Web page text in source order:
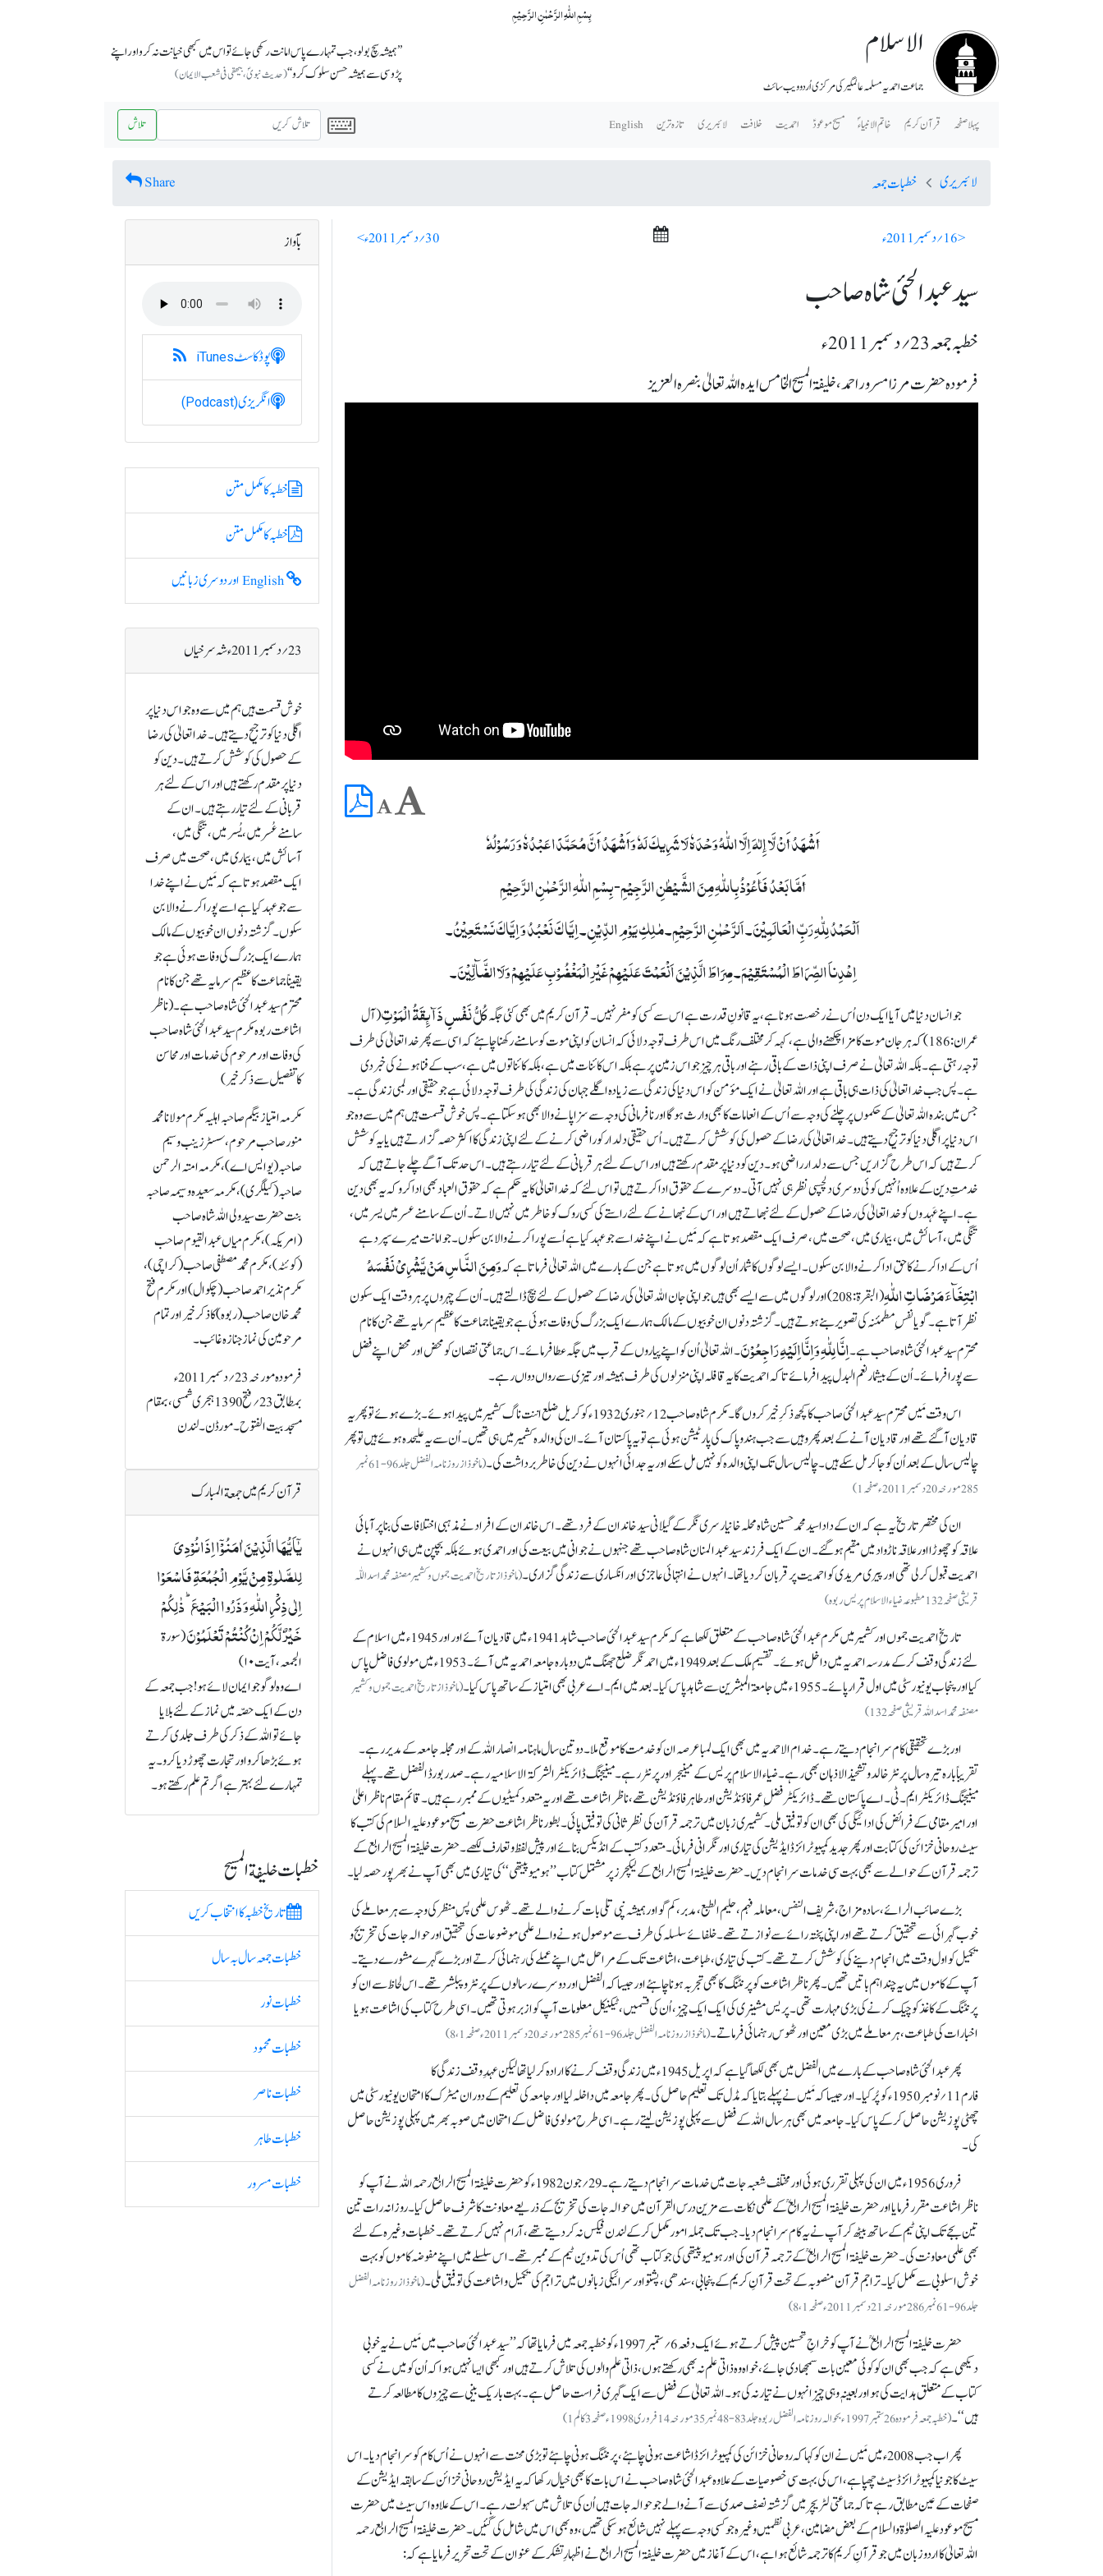
بِسۡمِ اللّٰہِ الرَّحۡمٰنِ الرَّحِیۡمِ
الاسلام
جماعت احمدیہ مسلمہ عالمگیر کی مرکزی اُردو ویب سائٹ
’’ہمیشہ سچ بولو، جب تمہارے پاس امانت رکھی جائے تو اس میں کبھی خیانت نہ کرو اور اپنے
پڑوسی سے ہمیشہ حسن سلوک کرو ‘‘(حدیث نبویؐ، بیھقی فی شعب الایمان)
پہلا صفحہ قرآن کریم خاتم الانبیاء ؐ مسیح موعودؑ احمدیت خلافت لائبریری تازہ ترین English تلاش
لائبریری خطبات جمعہ Share
< 16؍ دسمبر 2011ء 30؍ دسمبر 2011ء >
سید عبدالحئی شاہ صاحب
خطبہ جمعہ 23؍ دسمبر 2011ء
فرمودہ حضرت مرزا مسرور احمد، خلیفۃ المسیح الخامس ایدہ اللہ تعالیٰ بنصرہ العزیز
أَشْھَدُ أَنْ لَّا إِلٰہَ اِلَّا اللّٰہُ وَحْدَہٗ لَا شَرِیکَ لَہٗ وَأَشْھَدُ أَنَّ مُحَمَّدًا عَبْدُہٗ وَ رَسُوْلُہٗ
أَمَّا بَعْدُ فَأَعُوْذُ بِاللّٰہِ مِنَ الشَّیْطٰنِ الرَّجِیْمِ- بِسْمِ اللّٰہِ الرَّحْمٰنِ الرَّحِیْمِ
اَلْحَمْدُ لِلّٰہِ رَبِّ الْعَالَمِیْنَ۔ اَلرَّحْمٰنِ الرَّحِیْمِ۔ مٰلِکِ یَوْمِ الدِّیْنِ۔ اِیَّا کَ نَعْبُدُ وَ اِیَّاکَ نَسْتَعِیْنُ۔
اِھْدِناَ الصِّرَاطَ الْمُسْتَقِیْمَ۔ صِرَاطَ الَّذِیْنَ اَنْعَمْتَ عَلَیْھِمْ غَیْرِالْمَغْضُوْبِ عَلَیْھِمْ وَلَاالضَّآلِّیْنَ۔
جو انسان دنیا میں آیا ایک دن اُس نے رخصت ہونا ہے، یہ قانونِ قدرت ہے اس سے کسی کو مفر نہیں۔ قرآن کریم میں بھی کئی جگہکُلُّ نَفْسٍ ذَآئِقَۃُ الْمَوْتِ(آل
عمران: 186) کہ ہر جان موت کا مزا چکھنے والی ہے، کہہ کر مختلف رنگ میں اس طرف توجہ دلائی کہ انسان کو اپنی موت کو سامنے رکھنا چاہئے کہ اسی سے پھر خدا تعالیٰ کی طرف
توجہ رہتی ہے۔ بلکہ اللہ تعالیٰ نے صرف اپنی ذات کے باقی رہنے اور باقی ہر چیز جو اس زمین پر ہے بلکہ اس کائنات میں ہے، بلکہ کائناتوں میں ہے، سب کے فنا ہونے کی خبر دی
ہے۔ پس جب خدا تعالیٰ کی ذات ہی باقی ہے اور اللہ تعالیٰ نے ایک مؤمن کو اس دنیا کی زندگی سے زیادہ اگلے جہان کی زندگی کی طرف توجہ دلائی ہے جو حقیقی اور لمبی زندگی ہے۔
جس میں بندہ اللہ تعالیٰ کے حکموں پر چلنے کی وجہ سے اُس کے انعامات کا بھی وارث ہو گا اور نافرمانی کی وجہ سے سزا پانے والا بھی ہو سکتا ہے۔ پس خوش قسمت ہیں ہم میں سے وہ جو
اس دنیا پر اگلی دنیا کو ترجیح دیتے ہیں۔ خدا تعالیٰ کی رضا کے حصول کی کوشش کرتے ہیں۔ اُس حقیقی دلدار کو راضی کرنے کے لئے اپنی زندگی کا اکثر حصہ گزارتے ہیں یا یہ کوشش
کرتے ہیں کہ اس طرح گزاریں جس سے دلدار راضی ہو۔ دین کو دنیا پر مقدم رکھتے ہیں اور اس کے لئے ہر قربانی کے لئے تیار رہتے ہیں۔ اس حد تک آگے چلے جاتے ہیں کہ
خدمتِ دین کے علاوہ اُنہیں کوئی دوسری دلچسپی نظر ہی نہیں آتی۔ دوسرے کے حقوق ادا کرتے ہیں تو اس لئے کہ خدا تعالیٰ کا یہ حکم ہے کہ حقوق العباد بھی ادا کرو کہ یہ بھی دین
ہے۔ اپنے عَہدوں کو خدا تعالیٰ کی رضا کے حصول کے لئے نبھاتے ہیں اور اس کے نبھانے کے لئے راستے کی کسی روک کو خاطر میں نہیں لاتے۔ اُن کے سامنے عسر میں یسر میں،
تنگی میں، آسائش میں، بیماری میں، صحت میں، صرف ایک مقصد ہوتا ہے کہ مَیں نے اپنے خدا سے جو عہد کیا ہے اُسے پورا کرنے والا بن سکوں۔ جو امانت میرے سپرد ہے
اُس کے ادا کرنے کا حق ادا کرنے والا بن سکوں۔ ایسے لوگوں کا شمار اُن لوگوں میں ہوتا ہے جن کے بارے میں اللہ تعالیٰ فرماتا ہے کہوَمِنَ النَّاسِ مَنْ یَّشْرِیْ نَفْسَہُ
ابْتِغَآءَ مَرْضَاتِ اللّٰہِ
(البقرۃ: 208) اور لوگوں میں سے ایسے بھی ہیں جو اپنی جان اللہ تعالیٰ کی رضا کے حصول کے لئے بیچ ڈالتے ہیں۔ اُن کے چہروں پر ہر وقت ایک سکون
نظر آتا ہے۔ گویا نفسِ مطمئنہ کی تصویر بنے ہوتے ہیں۔ گزشتہ دنوں ان خوبیوں کے مالک ہمارے ایک بزرگ کی وفات ہوئی ہے جو یقینا جماعت کا عظیم سرمایہ تھے جن کا نام
محترم سید عبدالحئی شاہ صاحب ہے۔اِنَّا لِلّٰہِ وَاِنَّااِلَیْہِ رَاجِعُوْنَ۔ اللہ تعالیٰ اُن کو اپنے پیاروں کے قرب میں جگہ عطا فرمائے۔ اس جماعتی نقصان کو محض اور محض اپنے فضل
سے پورا فرمائے۔ اُن کے بیشمار نعم البدل پیدا فرمائے تا کہ احمدیت کا یہ قافلہ اپنی منزلوں کی طرف ہمیشہ اور تیزی سے رواں دواں رہے۔
اس وقت مَیں محترم سید عبدالحئی صاحب کا کچھ ذکرِ خیر کروں گا۔ مکرم شاہ صاحب 12؍جنوری1932ء کو کریل ضلع اننت ناگ کشمیرمیں پیدا ہوئے۔ بڑے ہوئے توپھر یہ
قادیان آ گئے تھے اور قادیان آنے کے بعد پھر وہیں سے جب ہندو پاک کی پارٹیشن ہوئی ہے تو یہ پاکستان آئے۔ ان کی والدہ کشمیر میں ہی تھیں۔ اُن سے یہ علیحدہ ہوئے ہیں تو پھر
چالیس سال کے بعد اُن کو جا کر مل سکے ہیں۔ چالیس سال تک اپنی والدہ کو نہیں مل سکے اور یہ جدائی انہوں نے دین کی خاطر برداشت کی۔
(ماخوذ از روزنامہ الفضل جلد 96-61 نمبر
285 مورخہ 20 دسمبر 2011ء صفحہ 1)
ان کی مختصر تاریخ یہ ہے کہ ان کے دادا سید محمد حسین شاہ محلہ خانیار سری نگر کے گیلانی سید خاندان کے فرد تھے۔ اس خاندان کے افرادنے مذہبی اختلافات کی بنا پر آبائی
علاقہ کو چھوڑا اور علاقہ ناڑوادمیں مقیم ہو گئے۔ ان کے ایک فرزند سید عبدالمنان شاہ صاحب تھے جنہوں نے جوانی میں بیعت کی اور احمدی ہوئے بلکہ بچپن میں ہی انہوں نے
احمدیت قبول کر لی تھی اور پیری مریدی کو احمدیت پر قربان کر دیا تھا۔ انہوں نے انتہائی عاجزی اور انکساری سے زندگی گزاری۔(ماخوذ ازتاریخ احمدیت جموں و کشمیر مصنفہ محمد اسد اللّٰہ
قریشی صفحہ132 مطبوعہ ضیاء الاسلام پریس ربوہ)
تاریخِ احمدیت جموں اور کشمیر میں مکرم عبدالحئی شاہ صاحب کے متعلق لکھا ہے کہ مکرم سید عبدالحئی صاحب شاہد 1941ء میں قادیان آئے اور اور 1945ء میں اسلام کے
لئے زندگی وقف کر کے مدرسہ احمدیہ میں داخل ہوئے۔ تقسیمِ ملک کے بعد 1949ء میں احمدنگر ضلع جھنگ میں دوبارہ جامعہ احمدیہ میں آئے۔ 1953ء میں مولوی فاضل پاس
کیا اور پنجاب یونیورسٹی میں اول قرار پائے۔ 1955ء میں جامعۃ المبشرین سے شاہد پاس کیا۔ بعد میں ایم۔ اے عربی بھی امتیاز کے ساتھ پاس کیا۔
(ماخوذ از تاریخ احمدیت جموں و کشمیر
مصنفہ محمد اسد اللہ قریشی صفحہ132)
اور بڑے تحقیقی کام سرانجام دیتے رہے۔ خدام الاحمدیہ میں بھی ایک لمبا عرصہ ان کو خدمت کا موقع ملا۔ دو تین سال ماہنامہ انصار اللہ کے اور مجلہ جامعہ کے مدیر رہے۔
تقریباً بارہ تیرہ سال پرنٹر خالد و تشحیذ الاذہان بھی رہے۔ ضیاء الاسلام پریس کے مینیجر اور پرنٹر رہے۔ مینیجنگ ڈائریکٹر الشرکۃ الاسلامیہ رہے۔ صدر بورڈ الفضل تھے۔ پہلے
مینیجنگ ڈائریکٹر ایم۔ ٹی۔ اے پاکستان تھے۔ ڈائریکٹر فضلِ عمر فاؤنڈیشن اور طاہر فاؤنڈیشن تھے، ناظر اشاعت تھے اور یہ متعدد کمیٹیوں کے ممبر رہے ہیں۔ قائم مقام ناظر اعلیٰ
اور امیر مقامی کے فرائض کی ادائیگی کی بھی ان کو توفیق ملی۔ کشمیری زبان میں ترجمہ قرآن کی نظر ثانی کی توفیق پائی۔ بطور ناظر اشاعت حضرت مسیح موعود علیہ السلام کی کتب کا
سیٹ روحانی خزائن کی کتابت اور پھر جدید کمپیوٹرائز ڈایڈیشن کی تیاری اور نگرانی فرمائی۔ متعدد کتب کے انڈیکس بنائے اور پیش لفظ و تعارف لکھے۔ حضرت خلیفۃ المسیح الرابع کے
ترجمہ قرآن کے حوالے سے بھی بہت سی خدمات سرانجام دیں۔ حضرت خلیفۃ المسیح الرابع کے لیکچرز پر مشتمل کتاب ’’ہومیو پیتھی‘‘ کی تیاری میں بھی آپ نے بھر پور حصہ لیا۔
بڑے صائب الرائے، سادہ مزاج، شریف النفس، معاملہ فہم، حلیم الطبع، مدبر، کم گو اور ہمیشہ نپی تلی بات کرنے والے تھے۔ ٹھوس علمی پسِ منظر کی وجہ سے ہر معاملے کی
خوب گہرائی سے تحقیق کرتے تھے اور اپنی پختہ رائے سے نوازتے تھے۔ خلفائے سلسلہ کی طرف سے موصول ہونے والے علمی موضوعات کی تحقیق اور حوالہ جات کی تخریج و
تکمیل کو اول وقت میں انجام دینے کی کوشش کرتے تھے۔ کتب کی تیاری، طباعت، اشاعت تک کے مراحل میں اپنے عملے کی رہنمائی کرتے اور بڑے گہرے مشورے دیتے۔
آپ کے کاموں میں یہ چند اہم باتیں تھیں۔ پھر ناظر اشاعت کو پرنٹنگ کا بھی تجربہ ہونا چاہئے اور جیسا کہ الفضل اور دوسرے رسالوں کے پرنٹر و پبلشر تھے۔ اس لحاظ سے ان کو
پرنٹنگ کے کاغذ کو چیک کرنے کی بڑی مہارت تھی۔ پریس مشینری کی ایک ایک چیز، اُن کی قسمیں، ٹیکنیکل معلومات آپ کوازبر ہوتی تھیں۔ اسی طرح کتاب کی اشاعت ہو یا
اخبارات کی طباعت، ہر معاملے میں بڑی معین اور ٹھوس رہنمائی فرماتے۔(ماخوذ از روزنامہ الفضل جلد 96-61 نمبر 285 مورخہ 20 دسمبر 2011ء صفحہ 1، 8)
پھر عبدالحئی شاہ صاحب کے بارے میں الفضل میں بھی لکھا گیا ہے کہ اپریل1945ء میں زندگی وقف کرنے کا ارادہ کر لیا تھا لیکن عہدِ وقف زندگی کا
فارم 11؍نومبر1950ء کو پُر کیا۔ اور جیسا کہ مَیں نے پہلے بتایا کہ مڈل تک تعلیم حاصل کی۔ پھر جامعہ میں داخلہ لیا اور جامعہ کی تعلیم کے دوران میٹرک کا امتحان یونیورسٹی میں
چھٹی پوزیشن حاصل کر کے پاس کیا۔ جامعہ میں بھی ہر سال اللہ کے فضل سے پہلی پوزیشن لیتے رہے۔ اسی طرح مولوی فاضل کے امتحان میں صوبہ بھر میں پہلی پوزیشن حاصل
کی۔
فروری 1956ء میں ان کی پہلی تقرری ہوئی اور مختلف شعبہ جات میں خدمات سرانجام دیتے رہے۔ 29؍جون1982 ء کو حضرت خلیفۃ المسیح الرابع رحمہ اللہ نے آپ کو
ناظر اشاعت مقرر فرمایا اور حضرت خلیفۃ المسیح الرابعؒ کے علمی نکات سے مزین درس القرآن میں حوالہ جات کی تخریج کے ذریعے معاونت کا شرف حاصل کیا۔ روزانہ رات تین
تین بجے تک اپنی ٹیم کے ساتھ بیٹھ کر آپ نے یہ کام سرانجام دیا۔ جب تک جملہ امور مکمل کر کے لندن فیکس نہ کردیتے تھے، آرام نہیں کرتے تھے۔ خطبات وغیرہ کے لئے
بھی علمی معاونت کی۔ حضرت خلیفۃ المسیح الرابعؒ کے ترجمہ قرآن کی اور ہومیو پیتھی کی جو کتاب تھی اُس کی تدوین ٹیم کے ممبر تھے۔ اس سلسلے میں اپنے مفوضہ کاموں کو بہت
خوش اسلوبی سے مکمل کیا۔ تراجم قرآن منصوبہ کے تحت قرآنِ کریم کے پنجابی، سندھی، پشتو اور سرائیکی زبانوں میں تراجم کی تکمیل و اشاعت کی توفیق ملی۔(ماخوذ از روزنامہ الفضل
جلد 96-61 نمبر 286 مورخہ 21 دسمبر 2011ء صفحہ 1، 8)
حضرت خلیفۃ المسیح الرابعؒ نے آپ کو خراجِ تحسین پیش کرتے ہوئے ایک دفعہ 6؍ستمبر 1997ء کو خطبہ جمعہ میں فرمایا تھا کہ ’’سید عبدالحئی صاحب میں مَیں نے یہ خوبی
دیکھی ہے کہ جب بھی ان کو کوئی معین بات سمجھا دی جائے، خواہ وہ ذاتی علم نہ بھی رکھتے ہوں، ذاتی علم والوں کی تلاش کرتے ہیں اور کبھی ایسا نہیں ہوا کہ اُن کو میں نے کسی
کتاب کے متعلق ہدایت کی ہو اور بعینہٖ وہی چیز انہوں نے تیار نہ کی ہو۔ اللہ تعالیٰ کے فضل سے ایک گہری فراست حاصل ہے۔ بہت باریک بینی سے چیزوں کا مطالعہ کرتے
ہیں‘‘۔(خطبہ جمعہ فرمودہ 26 ستمبر 1997ء بحوالہ روزنامہ الفضل ربوہ جلد 83-48 نمبر35 مورخہ 14 فروری 1998ء صفحہ 3 کالم 1)
پھر اب جب 2008ء میں مَیں نے ان کو کہا کہ روحانی خزائن کی کمپیوٹرائز ڈاشاعت ہونی چاہئے، پرنٹنگ ہونی چاہئے تو بڑی محنت سے انہوں نے اُس کام کو سرانجام دیا۔ اس
سیٹ کا جو نیا کمپیوٹرائزڈ سیٹ چھپا ہے، اس کی بہت سی خصوصیات کے علاوہ عبدالحئی شاہ صاحب نے اس بات کا بھی خیال رکھا کہ یہ ایڈیشن روحانی خزائن کے سابقہ ایڈیشن کے
صفحات کے عین مطابق رہے تا کہ جماعتی لٹریچر میں گزشتہ نصف صدی سے آنے والے جو حوالہ جات ہیں اُن کی تلاش میں سہولت رہے۔ اس کے علاوہ اس سیٹ میں حضرت
مسیح موعود علیہ الصلوٰۃ والسلام کے بعض مضامین، عربی نظمیں وغیرہ جو کسی وجہ سے پہلے نہیں شائع ہو سکی تھیں، وہ بھی اس میں شامل کی گئیں۔ حضرت خلیفۃ المسیح الرابع رحمہ
اللہ تعالیٰ کا اردو زبان میں جو قرآنِ کریم کا ترجمہ شائع ہوا ہے، اس کے آغاز میں حضرت خلیفۃ المسیح الرابع نے اظہارِ تشکر کے عنوان کے تحت تحریر فرمایا ہے کہ:
بآواز
پوڈکاسٹiTunes
انگریزی(Podcast)
خطبہ کا مکمل متن
خطبہ کا مکمل متن
English اور دوسری زبانیں
23؍ دسمبر 2011ء شہ سرخیاں
خوش قسمت ہیں ہم میں سے وہ جو اس دنیا پر
اگلی دنیا کو ترجیح دیتے ہیں۔ خداتعالیٰ کی رضا
کے حصول کی کوشش کرتے ہیں۔ دین کو
دنیا پر مقدم رکھتے ہیں اور اس کے لئے ہر
قربانی کے لئے تیاررہتے ہیں۔ ان کے
سامنے عُسر میں، یُسر میں، تنگی میں،
آسائش میں، بیماری میں، صحت میں صرف
ایک مقصد ہوتاہے کہ مَیں نے اپنے خدا
سے جو عہد کیاہے اسے پورا کرنے والا بن
سکوں۔ گزشتہ دنوں ان خوبیوں کے مالک
ہمارے ایک بزرگ کی وفات ہوئی ہے جو
یقیناً جماعت کا عظیم سرمایہ تھے جن کا نام
محترم سید عبدالحئی شاہ صا حب ہے۔ (ناظر
اشاعت ربوہ مکرم سید عبدالحئی شاہ صاحب
کی وفات اور مرحوم کی خدمات اور محاسن
کاتفصیل سے ذکر خیر)
مکرمہ امتیاز بیگم صاحبہ اہلیہ مکرم مولانا محمد
منور صاحب مرحوم، سسٹر زینب وسیم
صاحبہ (یوایس اے)، مکرمہ امتہ الرحمن
صاحبہ (کیلگری)، مکرمہ سعیدہ وسیمہ صا حبہ
بنت حضرت سید ولی اللہ شا ہ صاحب
(امریکہ)، مکرم میاں عبدالقیوم صاحب
(کوئٹہ)، مکرم محمد مصطفی صاحب (کراچی)،
مکرم نذیر احمد صاحب (چکوال) اور مکرم فتح
محمد خان صاحب (ربوہ) کا ذکر خیر اور تمام
مرحومین کی نماز جنازہ غائب۔
فرمودہ مورخہ 23؍دسمبر 2011ء
بمطابق 23؍فتح 1390 ہجری شمسی، بمقام
مسجد بیت الفتوح۔ مورڈن۔ لندن
قرآن کریم میں جمعة المبارک
یٰۤاَیُّہَا الَّذِیۡنَ اٰمَنُوۡۤا اِذَا نُوۡدِیَ
لِلصَّلٰوۃِ مِنۡ یَّوۡمِ الۡجُمُعَۃِ فَاسۡعَوۡا
اِلٰی ذِکۡرِ اللّٰہِ وَ ذَرُوا الۡبَیۡعَ ؕ ذٰلِکُمۡ
خَیۡرٌ لَّکُمۡ اِنۡ کُنۡتُمۡ تَعۡلَمُوۡنَ(سورة
الجمعہ، آیت ۱۰)
اے وہ لوگو جو ایمان لائے ہو! جب جمعہ کے
دن کے ایک حصّہ میں نماز کے لئے بلایا
جائے تو اللہ کے ذکر کی طرف جلدی کرتے
ہوئے بڑھا کرو اور تجارت چھوڑ دیا کرو۔ یہ
تمہارے لئے بہتر ہے اگر تم علم رکھتے ہو۔
خطبات خلیفة المسیح
تاریخ خطبہ کا انتخاب کریں
خطبات جمعہ سال بہ سال
خطبات نور
خطبات محمود
خطبات ناصر
خطبات طاہر
خطبات مسرور